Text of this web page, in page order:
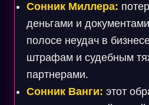
Сонник Миллера:
деньгами и
полосе неудач в
штрафам и судебным
партнерами.
Сонник Ванги: этот